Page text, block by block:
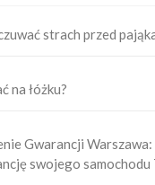
strach przed
na łóżku?
Gwarancji Warszawa:
swojego